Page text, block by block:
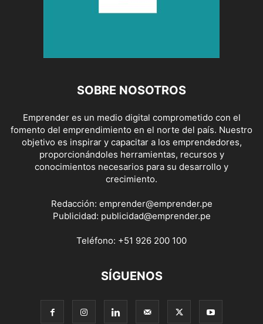
SOBRE NOSOTROS
Emprender es un medio digital comprometido con el
fomento del emprendimiento en el norte del país. Nuestro
objetivo es inspirar y capacitar a los emprendedores,
proporcionándoles herramientas, recursos y
conocimientos necesarios para su desarrollo y
crecimiento.
Redacción: emprender@emprender.pe
Publicidad: publicidad@emprender.pe
Teléfono: +51 926 200 100
SÍGUENOS